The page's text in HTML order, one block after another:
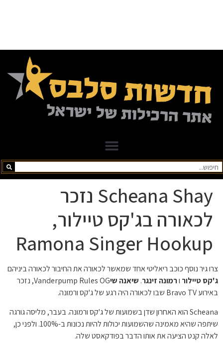
Scheana Shay נזכר
לכאורה בג'קס טיילור,
Ramona Singer Hookup
צרו גיר נוסף כוכב ריאליטי אחד שמאשר לכאורה את החיבור לכאורה ביניהם
ג'קס טיילור ורמונה זינגר. שיאנה שי
Vanderpump Rules OG, נזכר
באירוע Bravo TV שבו לכאורה היה רגע של ג'קס ורמונה.
Scheana הוא האחרון שדן בשמועות של ג'קס ורמונה. בעבר, מליסה גורגה
שיתפה שהיא מאמינה שהשמועות יכולות להיות נכונות ב-100%. ולפני כן,
לאלה קנט הציעה את אותו הדבר בפודקאסט שלה.